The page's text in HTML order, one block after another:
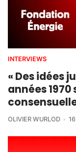
INTERVIEWS
« Des idées
années
OLIVIER WURLOD